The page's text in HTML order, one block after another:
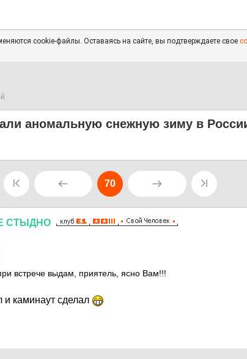
cookie-файлы. Оставаясь на сайте, вы подтверждаете свое
аномальную снежную зиму в
70
СТЫДНО
встрече выдам, приятель, ясно Вам!!!
и каминаут сделал